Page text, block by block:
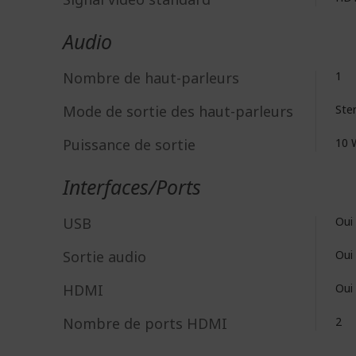
Audio
Nombre de haut-parleurs 1
Mode de sortie des haut-parleurs
Puissance de sortie 10
Interfaces/Ports
USB Oui
Sortie audio Oui
HDMI Oui
Nombre de ports HDMI 2